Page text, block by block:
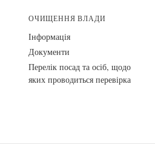
ОЧИЩЕННЯ ВЛАДИ
Інформація
Документи
Перелік посад та осіб, щодо
яких проводиться перевірка